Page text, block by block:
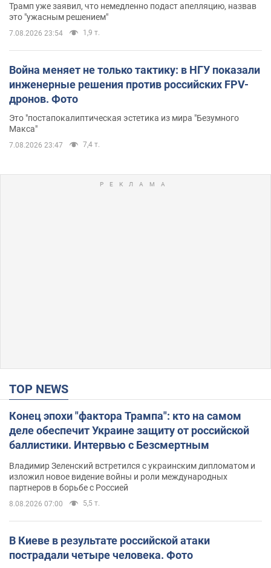
Трамп уже заявил, что немедленно подаст апелляцию, назвав
это "ужасным решением"
7.08.2026 23:54 1,9 т.
Война меняет не только тактику: в НГУ показали
инженерные решения против российских FPV-
дронов. Фото
Это "постапокалиптическая эстетика из мира "Безумного
Макса"
7.08.2026 23:47 7,4 т.
TOP NEWS
Конец эпохи "фактора Трампа": кто на самом
деле обеспечит Украине защиту от российской
баллистики. Интервью с Безсмертным
Владимир Зеленский встретился с украинским дипломатом и
изложил новое видение войны и роли международных
партнеров в борьбе с Россией
8.08.2026 07:00 5,5 т.
В Киеве в результате российской атаки
пострадали четыре человека. Фото